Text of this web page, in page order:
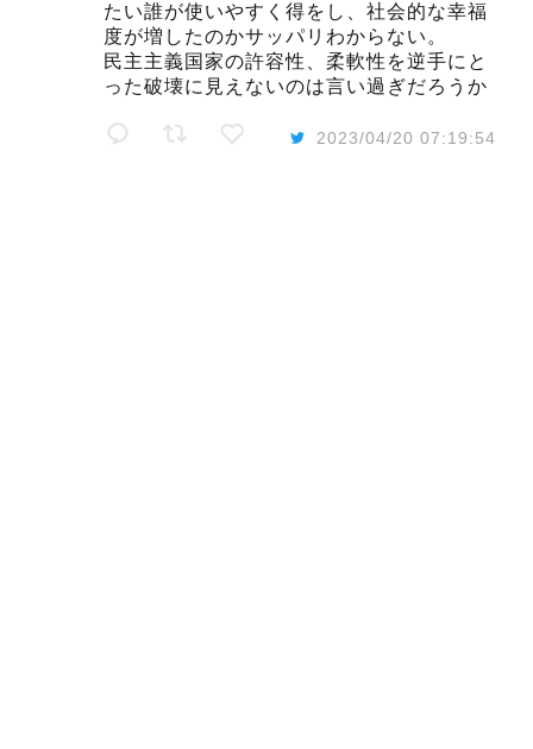
たい誰が使いやすく得をし、社会的な幸福
度が増したのかサッパリわからない。
民主主義国家の許容性、柔軟性を逆手にと
った破壊に見えないのは言い過ぎだろうか
2023/04/20 07:19:54